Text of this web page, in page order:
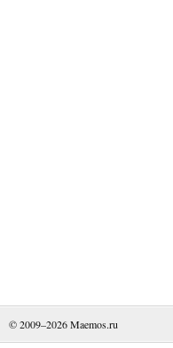
© 2009–2026Maemos.ru